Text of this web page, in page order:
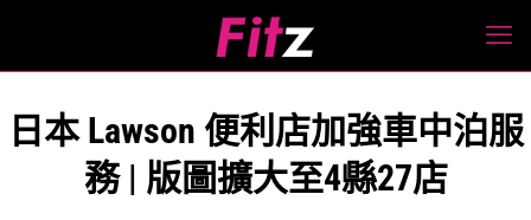
日本 Lawson 便利店加強車中泊服
務 | 版圖擴大至4縣27店